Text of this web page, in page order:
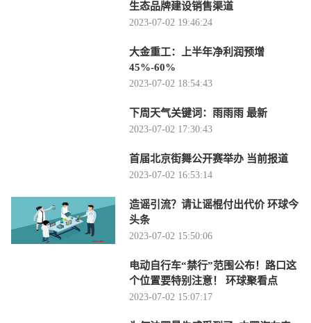
生态品牌建设销售渠道
2023-07-02 19:46:24
大金重工：上半年净利润预增
45%-60%
2023-07-02 18:54:43
下周天气关键词：雨雨雨 最新
2023-07-02 17:30:43
首届北京街舞公开赛举办 当前报道
2023-07-02 16:53:14
造谣引流？请让谣棍付出代价 环球今
头条
2023-07-02 15:50:06
电动自行车“禁行”范围公布！路口这
个位置要特别注意！ 环球聚看点
2023-07-02 15:07:17